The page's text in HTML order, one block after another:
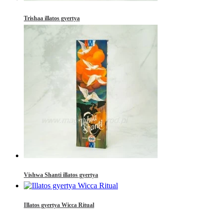
Trishaa illatos gyertya
Vishwa Shanti illatos gyertya
Illatos gyertya Wicca Ritual